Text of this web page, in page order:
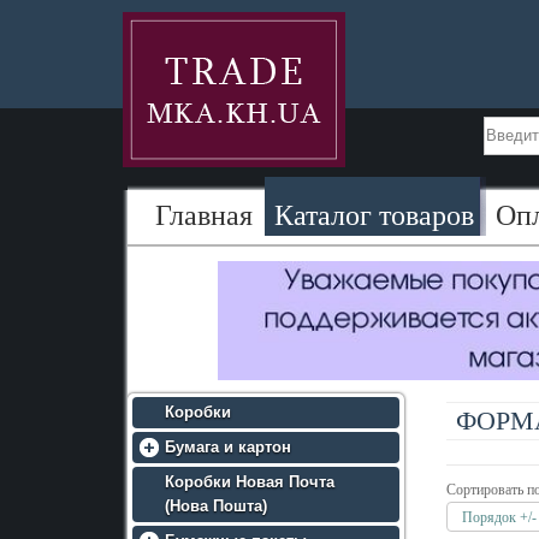
Главная Каталог товаров
Коробки
Бумага и картон
• Крафт бумага (МЦБК)
• Крафт бумага (эко крафт)
Коробки Новая Почта
(Нова Пошта)
Сортировать
Порядок +/-